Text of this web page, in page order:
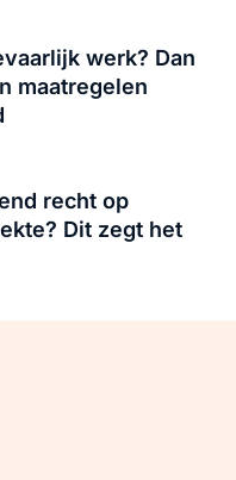
werk? Dan
maatregelen
recht op
Dit zegt het